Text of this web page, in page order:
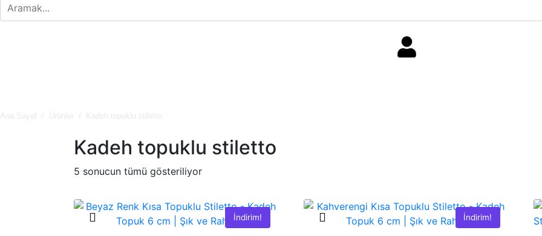
Ana Sayaf Ürünler Kadeh topuklu stiletto
Kadeh topuklu stiletto
5 sonucun tümü gösteriliyor
İndirim! İndirim!